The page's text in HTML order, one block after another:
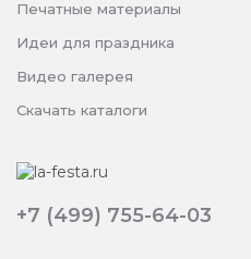
+7 (499) 755-64-03
Печатные материалы
Идеи для праздника
Видео галерея
Скачать каталоги